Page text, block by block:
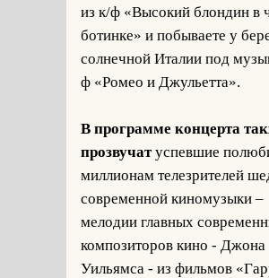
из к/ф «Высокий блондин в
ботинке» и побываете у
солнечной Италии под
ф «Ромео и Джульетта».
В программе концерта
прозвучатуспевшие
миллионам телезрителей
современной киномузыки –
мелодии главных
композиторов кино - Джона
Уильямса - из фильмов